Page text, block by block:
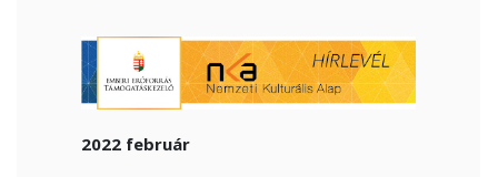
2022 február